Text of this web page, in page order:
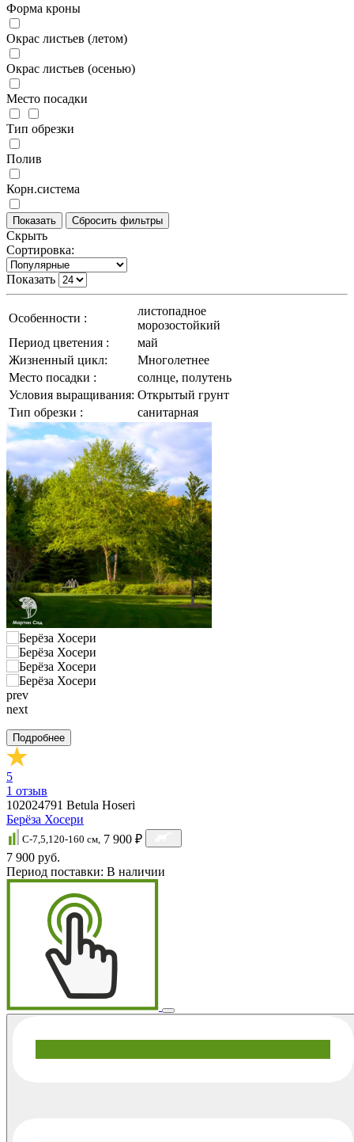
Форма кроны
Окрас листьев (летом)
Окрас листьев (осенью)
Место посадки
Тип обрезки
Полив
Корн.система
Скрыть
Сортировка:
Показать
Особенности :
листопадное
морозостойкий
Период цветения :
май
Жизненный цикл:
Многолетнее
Место посадки :
солнце, полутень
Условия выращивания: Открытый грунт
Тип обрезки :
санитарная
prev
next
Подробнее
5
1 отзыв
102024791 Betula Hoseri
Берёза Хосери
C-7,5,120-160 cм, 7 900 ₽
7 900 руб.
Период поставки: В наличии